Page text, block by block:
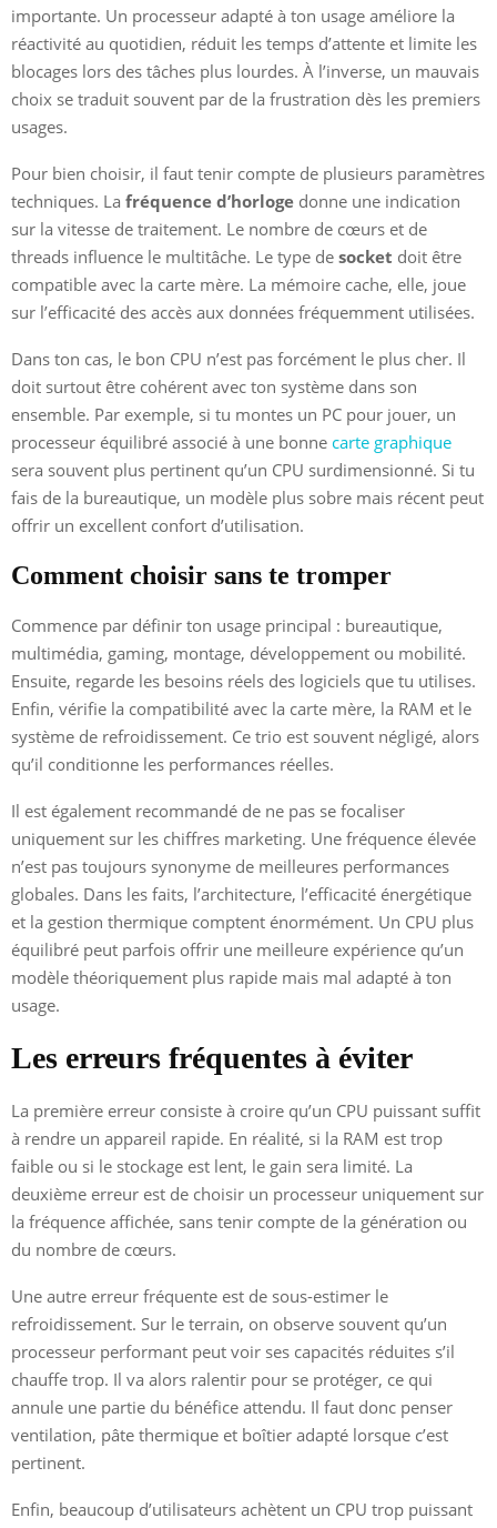
importante. Un processeur adapté à ton usage améliore la
réactivité au quotidien, réduit les temps d’attente et limite les
blocages lors des tâches plus lourdes. À l’inverse, un mauvais
choix se traduit souvent par de la frustration dès les premiers
usages.
Pour bien choisir, il faut tenir compte de plusieurs paramètres
techniques. La fréquence d’horloge donne une indication
sur la vitesse de traitement. Le nombre de cœurs et de
threads influence le multitâche. Le type de socket doit être
compatible avec la carte mère. La mémoire cache, elle, joue
sur l’efficacité des accès aux données fréquemment utilisées.
Dans ton cas, le bon CPU n’est pas forcément le plus cher. Il
doit surtout être cohérent avec ton système dans son
ensemble. Par exemple, si tu montes un PC pour jouer, un
processeur équilibré associé à une bonne carte graphique
sera souvent plus pertinent qu’un CPU surdimensionné. Si tu
fais de la bureautique, un modèle plus sobre mais récent peut
offrir un excellent confort d’utilisation.
Comment choisir sans te tromper
Commence par définir ton usage principal : bureautique,
multimédia, gaming, montage, développement ou mobilité.
Ensuite, regarde les besoins réels des logiciels que tu utilises.
Enfin, vérifie la compatibilité avec la carte mère, la RAM et le
système de refroidissement. Ce trio est souvent négligé, alors
qu’il conditionne les performances réelles.
Il est également recommandé de ne pas se focaliser
uniquement sur les chiffres marketing. Une fréquence élevée
n’est pas toujours synonyme de meilleures performances
globales. Dans les faits, l’architecture, l’efficacité énergétique
et la gestion thermique comptent énormément. Un CPU plus
équilibré peut parfois offrir une meilleure expérience qu’un
modèle théoriquement plus rapide mais mal adapté à ton
usage.
Les erreurs fréquentes à éviter
La première erreur consiste à croire qu’un CPU puissant suffit
à rendre un appareil rapide. En réalité, si la RAM est trop
faible ou si le stockage est lent, le gain sera limité. La
deuxième erreur est de choisir un processeur uniquement sur
la fréquence affichée, sans tenir compte de la génération ou
du nombre de cœurs.
Une autre erreur fréquente est de sous-estimer le
refroidissement. Sur le terrain, on observe souvent qu’un
processeur performant peut voir ses capacités réduites s’il
chauffe trop. Il va alors ralentir pour se protéger, ce qui
annule une partie du bénéfice attendu. Il faut donc penser
ventilation, pâte thermique et boîtier adapté lorsque c’est
pertinent.
Enfin, beaucoup d’utilisateurs achètent un CPU trop puissant